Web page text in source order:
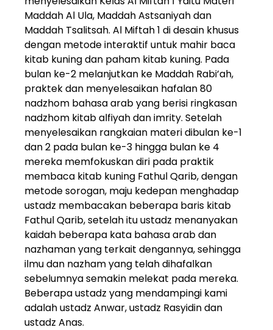
Maddah Al Ula, Maddah Astsaniyah dan
Maddah Tsalitsah. Al Miftah 1 di desain khusus
dengan metode interaktif untuk mahir baca
kitab kuning dan paham kitab kuning. Pada
bulan ke-2 melanjutkan ke Maddah Rabi’ah,
praktek dan menyelesaikan hafalan 80
nadzhom bahasa arab yang berisi ringkasan
nadzhom kitab alfiyah dan imrity. Setelah
menyelesaikan rangkaian materi dibulan ke-1
dan 2 pada bulan ke-3 hingga bulan ke 4
mereka memfokuskan diri pada praktik
membaca kitab kuning Fathul Qarib, dengan
metode sorogan, maju kedepan menghadap
ustadz membacakan beberapa baris kitab
Fathul Qarib, setelah itu ustadz menanyakan
kaidah beberapa kata bahasa arab dan
nazhaman yang terkait dengannya, sehingga
ilmu dan nazham yang telah dihafalkan
sebelumnya semakin melekat pada mereka.
Beberapa ustadz yang mendampingi kami
adalah ustadz Anwar, ustadz Rasyidin dan
ustadz Anas.